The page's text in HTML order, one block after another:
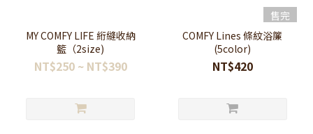
MY COMFY LIFE 絎縫收納
籃（2size)
NT$250 ~ NT$390
售完
COMFY Lines 條紋浴簾
(5color)
NT$420